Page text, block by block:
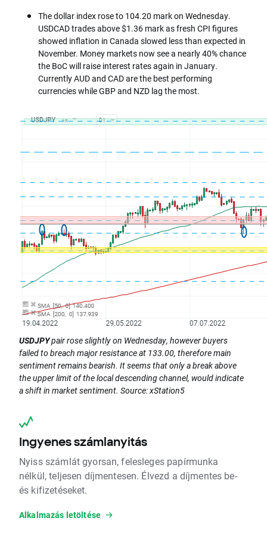
The dollar index rose to 104.20 mark on Wednesday.
USDCAD trades above $1.36 mark as fresh CPI figures
showed inflation in Canada slowed less than expected in
November. Money markets now see a nearly 40% chance
the BoC will raise interest rates again in January.
Currently AUD and CAD are the best performing
currencies while GBP and NZD lag the most.
USDJPYpair rose slightly on Wednesday, however buyers
failed to breach major resistance at 133.00, therefore main
sentiment remains bearish. It seems that only a break above
the upper limit of the local descending channel, would indicate
a shift in market sentiment. Source: xStation5
Ingyenes számlanyitás
Nyiss számlát gyorsan, felesleges papírmunka
nélkül, teljesen díjmentesen. Élvezd a díjmentes be-
és kifizetéseket.
Alkalmazás letöltése